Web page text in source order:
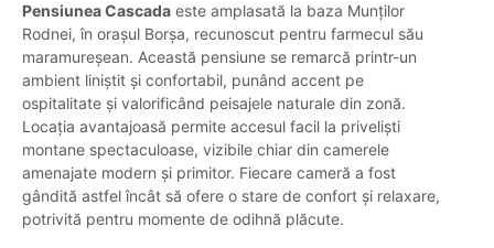
Pensiunea Cascada este amplasată la baza Munților
Rodnei, în orașul Borșa, recunoscut pentru farmecul său
maramureșean. Această pensiune se remarcă printr-un
ambient liniștit și confortabil, punând accent pe
ospitalitate și valorificând peisajele naturale din zonă.
Locația avantajoasă permite accesul facil la priveliști
montane spectaculoase, vizibile chiar din camerele
amenajate modern și primitor. Fiecare cameră a fost
gândită astfel încât să ofere o stare de confort și relaxare,
potrivită pentru momente de odihnă plăcute.